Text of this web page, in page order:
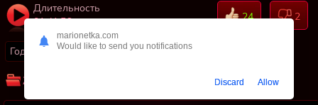
Длительность
01:41:56
24 2
Год: Страны:США
Жанр:
marionetka.com
Would like to send you notifications
Discard Allow